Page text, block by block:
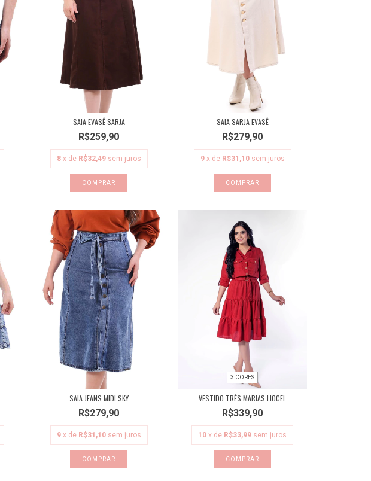
SAIA EVASÊ SARJA
R$259,90
8 x de R$32,49 sem juros
COMPRAR
SAIA SARJA EVASÊ
R$279,90
9 x de R$31,10 sem juros
COMPRAR
SAIA JEANS MIDI SKY
R$279,90
9 x de R$31,10 sem juros
COMPRAR
3 CORES
VESTIDO TRÊS MARIAS LIOCEL
R$339,90
10 x de R$33,99 sem juros
COMPRAR